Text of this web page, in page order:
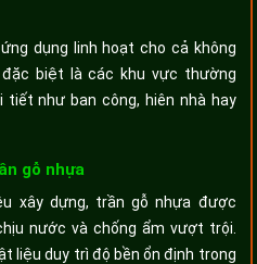
dụng linh hoạt cho cả không
biệt là các khu vực thường
như ban công, hiên nhà hay
gỗ nhựa
xây dựng, trần gỗ nhựa được
nước và chống ẩm vượt trội.
liệu duy trì độ bền ổn định trong